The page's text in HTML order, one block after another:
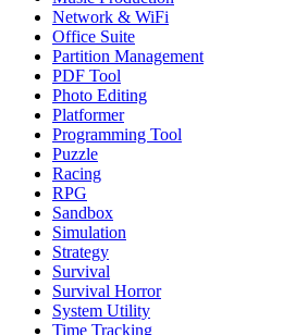
Network & WiFi
Office Suite
Partition Management
PDF Tool
Photo Editing
Platformer
Programming Tool
Puzzle
Racing
RPG
Sandbox
Simulation
Strategy
Survival
Survival Horror
System Utility
Time Tracking